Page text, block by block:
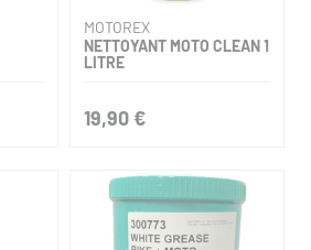
MOTOREX
NETTOYANT MOTO CLEAN 1
LITRE
19,90 €